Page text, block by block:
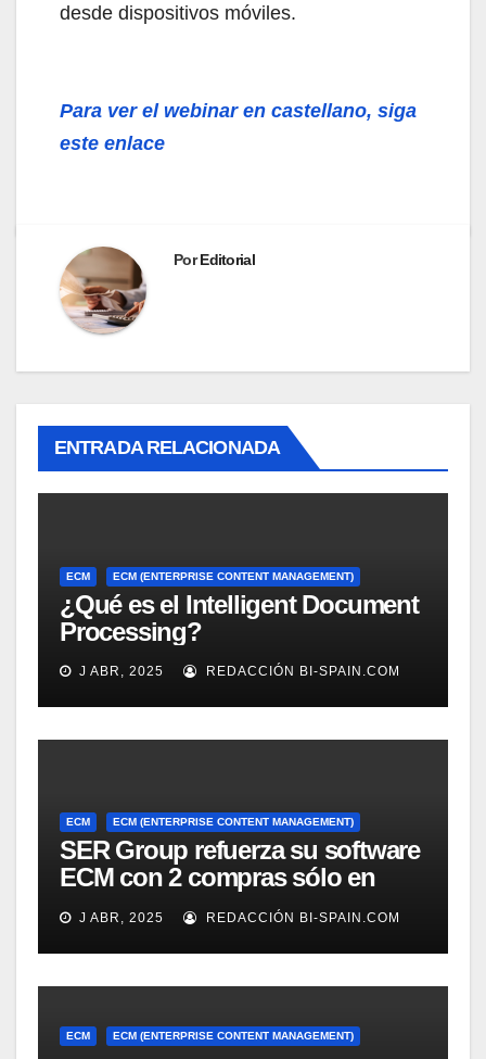
desde dispositivos móviles.
Para ver el webinar en castellano, siga
este enlace
PorEditorial
ENTRADA RELACIONADA
ECM ECM (ENTERPRISE CONTENT MANAGEMENT)
¿Qué es el Intelligent Document
Processing?
J ABR, 2025 REDACCIÓN BI-SPAIN.COM
ECM ECM (ENTERPRISE CONTENT MANAGEMENT)
SER Group refuerza su software
ECM con 2 compras sólo en
marzo
J ABR, 2025 REDACCIÓN BI-SPAIN.COM
ECM ECM (ENTERPRISE CONTENT MANAGEMENT)